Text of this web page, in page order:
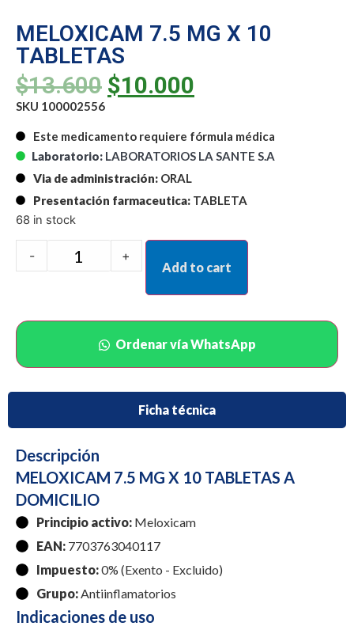
MELOXICAM 7.5 MG X 10
TABLETAS
$13.600 $10.000
SKU 100002556
Este medicamento requiere fórmula médica
Laboratorio: LABORATORIOS LA SANTE S.A
Via de administración: ORAL
Presentación farmaceutica: TABLETA
68 in stock
- +
Add to cart
Ordenar vía WhatsApp
Ficha técnica
Descripción
MELOXICAM 7.5 MG X 10 TABLETAS A
DOMICILIO
Principio activo: Meloxicam
EAN: 7703763040117
Impuesto:0% (Exento - Excluido)
Grupo:Antiinflamatorios
Indicaciones de uso